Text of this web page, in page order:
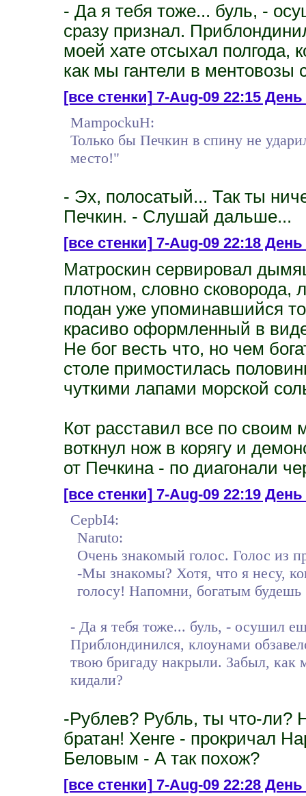
- Да я тебя тоже... буль, -
сразу признал.
моей хате отсыхал полгода,
как мы гантели в
[все стенки]7-Aug-09 22:15
MampockuH:
Только бы Печкин в спину не
место!"
- Эх, полосатый... Так ты
Печкин. - Слушай дальше...
[все стенки]7-Aug-09 22:18
Матроскин сервировал
плотном, словно сковорода,
подан уже упоминавшийся
красиво оформленный в
Не бог весть что, но чем
столе примостилась
чуткими лапами морской
Кот расставил все по
воткнул нож в корягу и
от Печкина - по диагонали
[все стенки]7-Aug-09 22:19 День
CepbI4:
Naruto:
Очень знакомый голос. Голос из
-Мы знакомы? Хотя, что я несу,
голосу! Напомни, богатым будешь
- Да я тебя тоже... буль, - осушил
Приблондинился, клоунами
твою бригаду накрыли. Забыл,
кидали?
-Рублев? Рубль, ты что-ли?
братан! Хенге - прокричал
Беловым - А так похож?
[все стенки]7-Aug-09 22:28